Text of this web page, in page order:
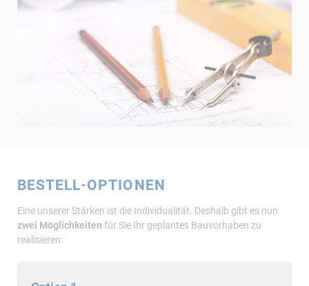
BESTELL-OPTIONEN
Eine unserer Stärken ist die Individualität. Deshalb gibt es nun
zwei Möglichkeiten für Sie Ihr geplantes Bauvorhaben zu
realisieren: